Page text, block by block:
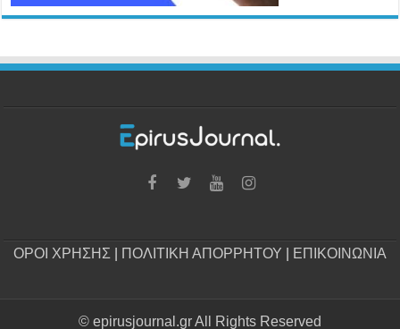
ΟΡΟΙ ΧΡΗΣΗΣ ΠΟΛΙΤΙΚΗ ΑΠΟΡΡΗΤΟΥ ΕΠΙΚΟΙΝΩΝΙΑ
© epirusjournal.gr All Rights Reserved